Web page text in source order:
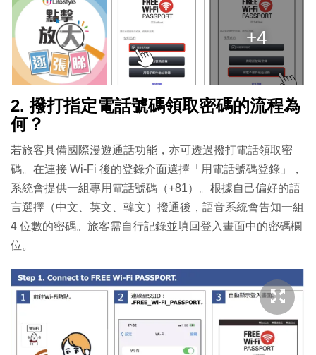
+4
2. 撥打指定電話號碼領取密碼的流程為
何？
若旅客具備國際漫遊通話功能，亦可透過撥打電話領取密
碼。在連接 Wi-Fi 後的登錄介面選擇「用電話號碼登錄」，
系統會提供一組專用電話號碼（+81）。根據自己偏好的語
言選擇（中文、英文、韓文）撥通後，語音系統會告知一組
4 位數的密碼。旅客需自行記錄並填回登入畫面中的密碼欄
位。